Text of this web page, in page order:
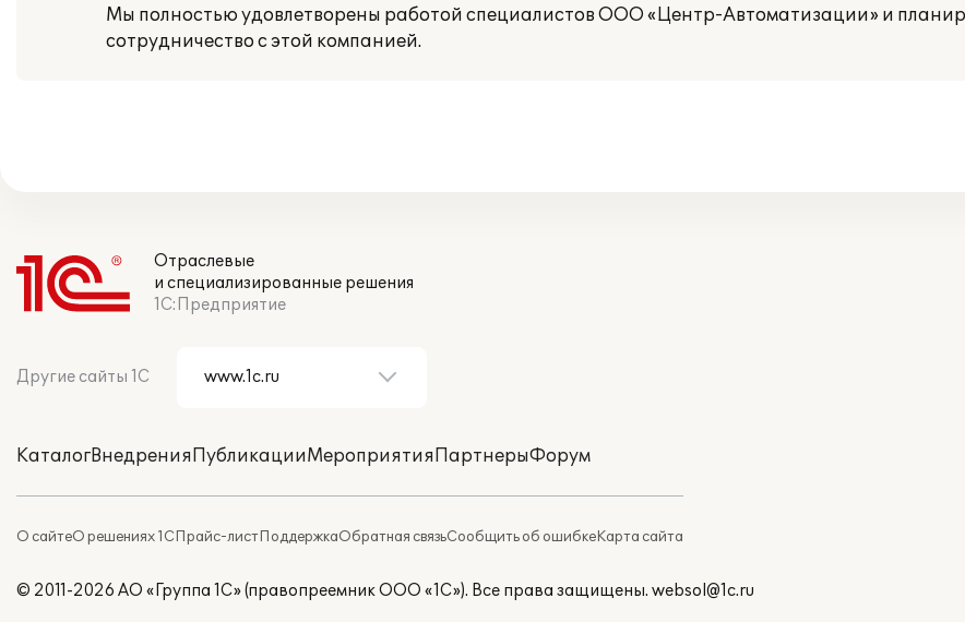
Мы полностью удовлетворены работой специалистов ООО «Центр-Автоматизации» и
сотрудничество с этой компанией.
Отраслевые
и специализированные решения
1С:Предприятие
Другие сайты 1С
КаталогВнедренияПубликацииМероприятияПартнерыФорум
О сайтеО решениях 1СПрайс-листПоддержкаОбратная связьСообщить об ошибкеКарта сайта
© 2011-2026 АО «Группа 1С» (правопреемник ООО «1С»). Все права защищены. websol@1c.ru